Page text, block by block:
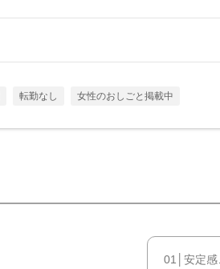
転勤なし 女性のおしごと掲載中
01│安定